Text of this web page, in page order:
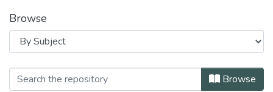
Browse
Browsing Maestria en Derecho by
Browse